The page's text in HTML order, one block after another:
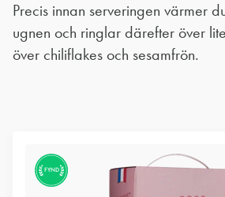
Precis innan serveringen värmer
ugnen och ringlar därefter över
över chiliflakes och sesamfrön.
FYND